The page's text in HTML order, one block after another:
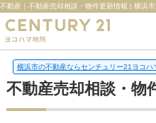
横浜市の不動産ならセンチュリー21ヨコハ
不動産売却相談・物